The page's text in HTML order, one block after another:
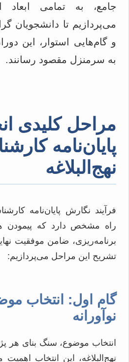
جامع، به تمامی ابعاد
می‌پردازیم تا دانشجویان
و گام‌هایی استوار، این
به سرمنزل مقصود رسانند.
مراحل کلیدی
پایان‌نامه
نهج‌البلاغه
فرآیند نگارش پایان‌نامه
راه مشخص دارد که پیمودن
برنامه‌ریزی، ضامن موفقیت
تشریح این مراحل می‌پردازیم:
گام اول: انتخاب
نوآورانه
انتخاب موضوع، سنگ بنای
نهج‌البلاغه، این انتخاب